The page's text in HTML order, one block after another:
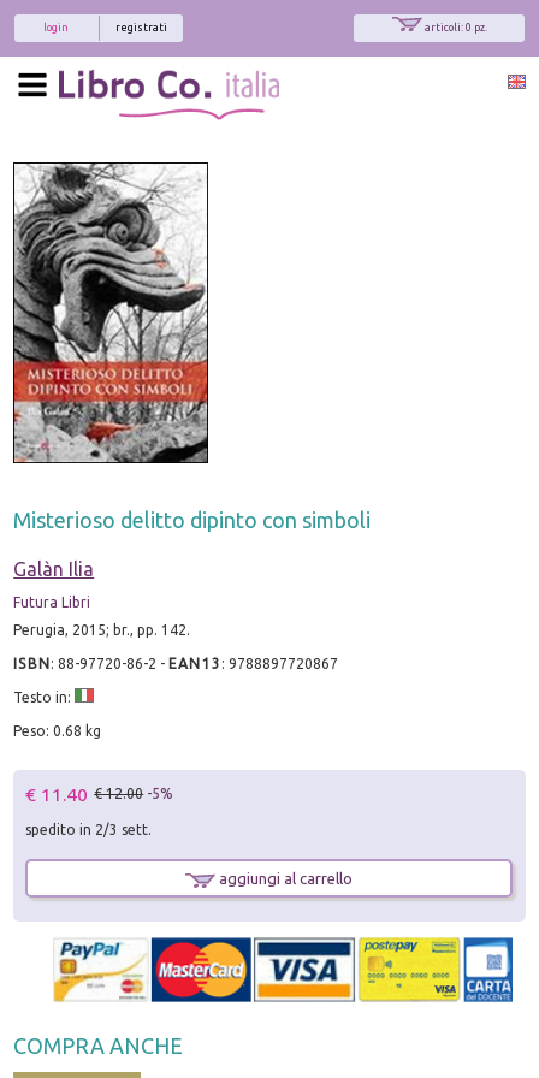
articoli: 0 pz.
registrati
login
Misterioso delitto dipinto con simboli
Galàn Ilia
Futura Libri
Perugia, 2015; br., pp. 142.
ISBN:88-97720-86-2 - EAN13 :9788897720867
Testo in:
Peso: 0.68 kg
€ 11.40 € 12.00 -5%
spedito in 2/3 sett.
aggiungi al carrello
COMPRA ANCHE